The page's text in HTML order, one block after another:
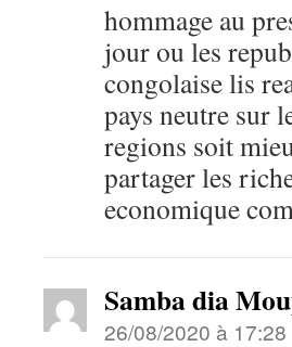
hommage au
jour ou les
congolaise lis
pays neutre sur
regions soit
partager les
economique
Samba dia
26/08/2020 à 17:28